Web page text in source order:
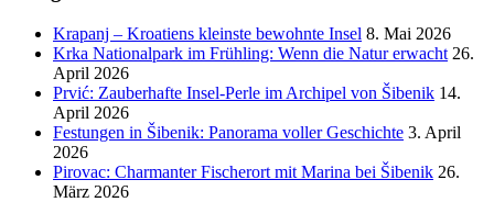
Krapanj – Kroatiens kleinste bewohnte Insel 8. Mai 2026
Krka Nationalpark im Frühling: Wenn die Natur erwacht 26.
April 2026
Prvić: Zauberhafte Insel-Perle im Archipel von Šibenik 14.
April 2026
Festungen in Šibenik: Panorama voller Geschichte 3. April
2026
Pirovac: Charmanter Fischerort mit Marina bei Šibenik 26.
März 2026